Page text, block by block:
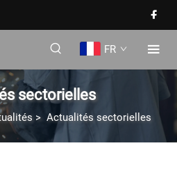
FR
sectorielles
> Actualités sectorielles